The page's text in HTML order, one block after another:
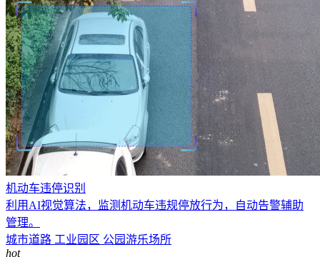
机动车违停识别
利用AI视觉算法，监测机动车违规停放行为，自动告警辅助
管理。
城市道路 工业园区 公园游乐场所
hot